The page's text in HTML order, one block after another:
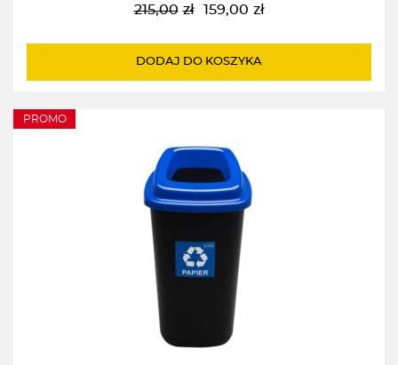
215,00 zł
Pierwotna
wynosiła:
159,00 zł
Aktualna
wynosi:
DODAJ DO KOSZYKA
PROMO